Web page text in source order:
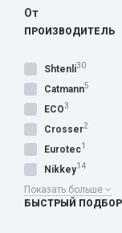
От
ПРОИЗВОДИТЕЛЬ
Shtenli30
Catmann5
ECO3
Crosser2
Eurotec1
Nikkey14
Показать больше
БЫСТРЫЙ